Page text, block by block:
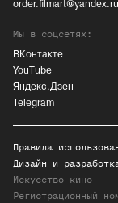
order.filmart@yandex.ru
Мы в соцсетях:
ВКонтакте
YouTube
Яндекс.Дзен
Telegram
Правила
Дизайн и
Искусство кино
Регистрационный